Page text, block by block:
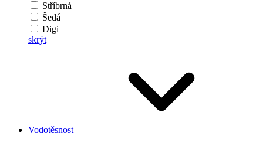
Stříbrná
Šedá
Digi
skrýt
Vodotěsnost